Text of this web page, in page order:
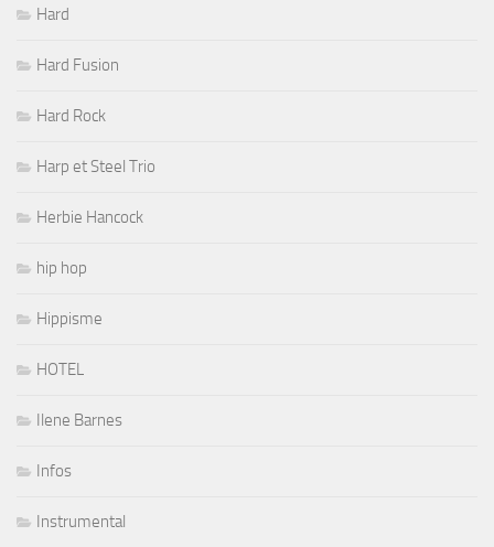
Hard
Hard Fusion
Hard Rock
Harp et Steel Trio
Herbie Hancock
hip hop
Hippisme
HOTEL
Ilene Barnes
Infos
Instrumental